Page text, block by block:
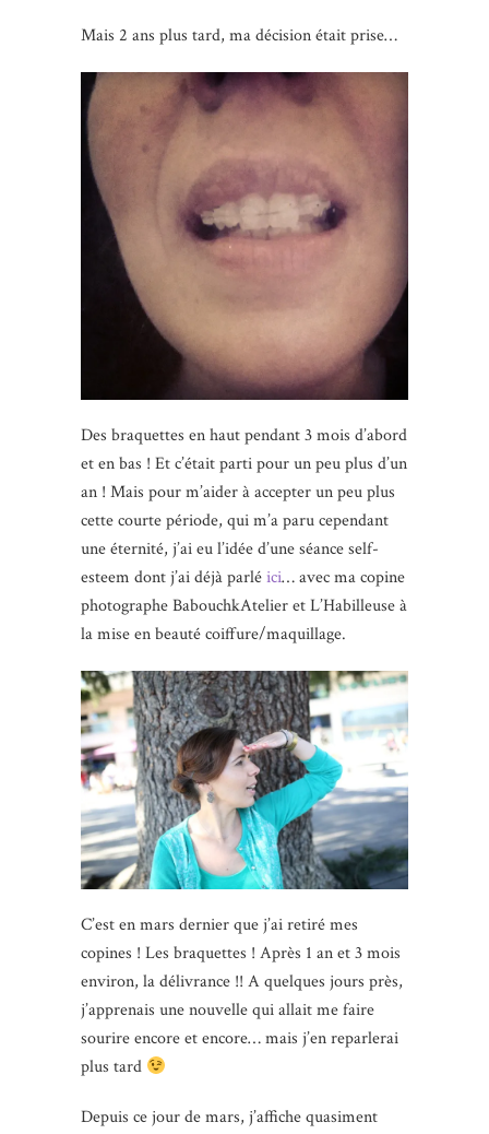
Mais 2 ans plus tard, ma décision était prise…
Des braquettes en haut pendant 3 mois d’abord
et en bas ! Et c’était parti pour un peu plus d’un
an ! Mais pour m’aider à accepter un peu plus
cette courte période, qui m’a paru cependant
une éternité, j’ai eu l’idée d’une séance self-
esteem dont j’ai déjà parléici… avec ma copine
photographe BabouchkAtelier et L’Habilleuse à
la mise en beauté coiffure/maquillage.
C’est en mars dernier que j’ai retiré mes
copines ! Les braquettes ! Après 1 an et 3 mois
environ, la délivrance !! A quelques jours près,
j’apprenais une nouvelle qui allait me faire
sourire encore et encore… mais j’en reparlerai
plus tard
Depuis ce jour de mars, j’affiche quasiment